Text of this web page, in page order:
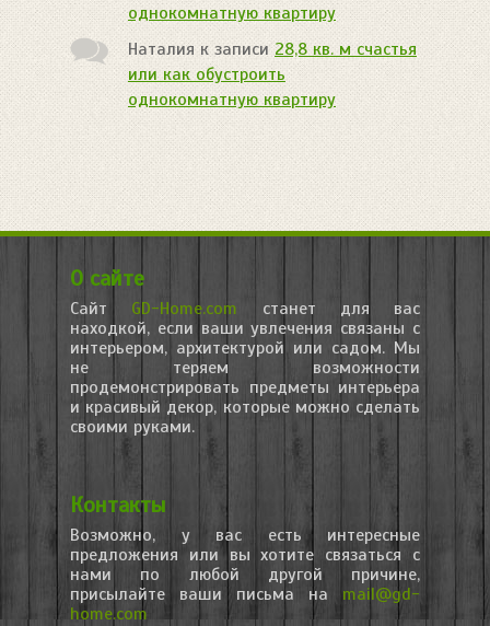
однокомнатную квартиру
Наталия к записи28,8 кв. м счастья
или как обустроить
однокомнатную квартиру
О сайте
Сайт GD-Home.com станет для вас
находкой, если ваши увлечения связаны с
интерьером, архитектурой или садом. Мы
не теряем возможности
продемонстрировать предметы интерьера
и красивый декор, которые можно сделать
своими руками.
Контакты
Возможно, у вас есть интересные
предложения или вы хотите связаться с
нами по любой другой причине,
присылайте ваши письма на mail@gd-
home.com